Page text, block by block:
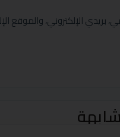
بريدي الإلكتروني، والموقع